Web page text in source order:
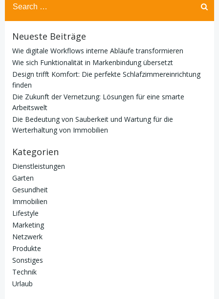
for:
Neueste Beiträge
Wie digitale Workflows interne Abläufe transformieren
Wie sich Funktionalität in Markenbindung übersetzt
Design trifft Komfort: Die perfekte Schlafzimmereinrichtung
finden
Die Zukunft der Vernetzung: Lösungen für eine smarte
Arbeitswelt
Die Bedeutung von Sauberkeit und Wartung für die
Werterhaltung von Immobilien
Kategorien
Dienstleistungen
Garten
Gesundheit
Immobilien
Lifestyle
Marketing
Netzwerk
Produkte
Sonstiges
Technik
Urlaub